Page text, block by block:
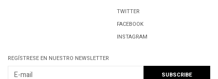
TWITTER
FACEBOOK
INSTAGRAM
REGÍSTRESE EN NUESTRO NEWSLETTER